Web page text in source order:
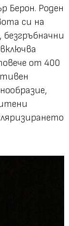
Берон. Роден
си на
от 400